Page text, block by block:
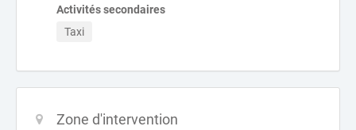
Activités secondaires
Taxi
Zone d'intervention